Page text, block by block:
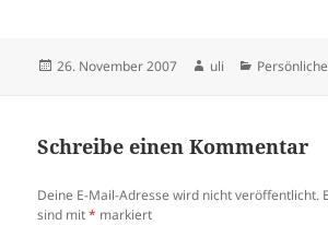
Veröffentlicht
26. November 2007 Autor
uli Kategorien
Schreibe einen Kommentar
Deine E-Mail-Adresse wird nicht veröffentlicht.
sind mit* markiert